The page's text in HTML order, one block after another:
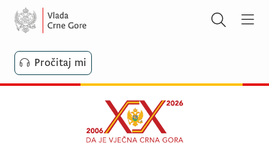
Pročitaj mi